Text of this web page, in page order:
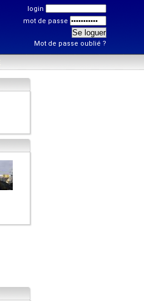
login
mot de passe
Mot de passe oublié ?